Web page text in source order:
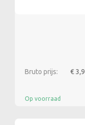
Bruto prijs: €
Op voorraad